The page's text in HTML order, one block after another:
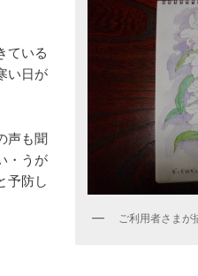
ご利用者さまが
ている
い日が
声も聞
・うが
予防し